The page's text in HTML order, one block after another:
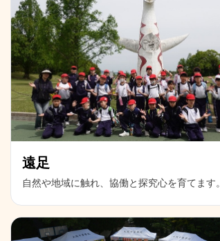
遠足
自然や地域に触れ、協働と探究心を育てます。